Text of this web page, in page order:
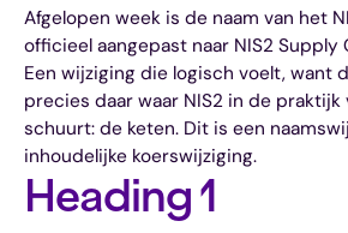
Afgelopen week is de naam van het
officieel aangepast naar NIS2 Supply
Een wijziging die logisch voelt, want
precies daar waar NIS2 in de
schuurt: de keten. Dit is een
inhoudelijke koerswijziging.
Heading 1